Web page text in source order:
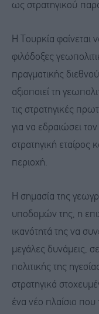
ως στρατηγικού
Η Τουρκία φαίνεται
φιλόδοξες
πραγματικής
αξιοποιεί τη
τις στρατηγικές
για να εδραιώσει
στρατηγική εταίρος
περιοχή.
Η σημασία της
υποδομών της, η
ικανότητά της να
μεγάλες δυνάμεις,
πολιτικής της
στρατηγικά
ένα νέο πλαίσιο